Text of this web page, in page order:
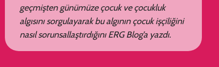
geçmişten günümüze çocuk ve çocukluk
algısını sorgulayarak bu algının çocuk işçiliğini
nasıl sorunsallaştırdığını ERG Blog’a yazdı.